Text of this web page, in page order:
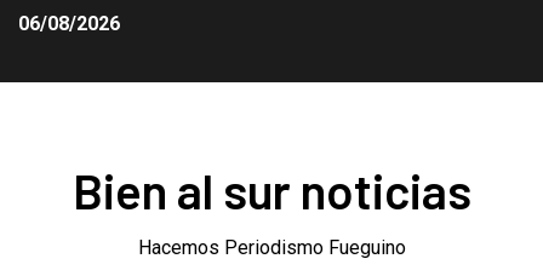
06/08/2026
Bien al sur noticias
Hacemos Periodismo Fueguino